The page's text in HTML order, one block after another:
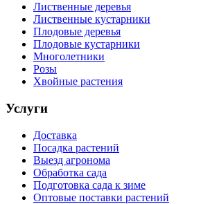
Лиственные деревья
Лиственные кустарники
Плодовые деревья
Плодовые кустарники
Многолетники
Розы
Хвойные растения
Услуги
Доставка
Посадка растений
Выезд агронома
Обработка сада
Подготовка сада к зиме
Оптовые поставки растений